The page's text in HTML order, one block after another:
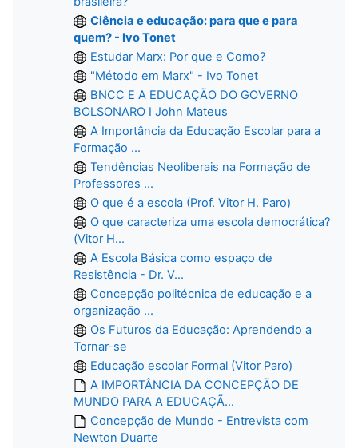
Ciência e educação: para que e para
quem? - Ivo Tonet
Estudar Marx: Por que e Como?
"Método em Marx" - Ivo Tonet
BNCC E A EDUCAÇÃO DO GOVERNO
BOLSONARO I John Mateus
A Importância da Educação Escolar para a
Formação ...
Tendências Neoliberais na Formação de
Professores ...
O que é a escola (Prof. Vitor H. Paro)
O que caracteriza uma escola democrática?
(Vitor H...
A Escola Básica como espaço de
Resistência - Dr. V...
Concepção politécnica de educação e a
organização ...
Os Futuros da Educação: Aprendendo a
Tornar-se
Educação escolar Formal (Vitor Paro)
A IMPORTÂNCIA DA CONCEPÇÃO DE
MUNDO PARA A EDUCAÇÃ...
Concepção de Mundo - Entrevista com
Newton Duarte